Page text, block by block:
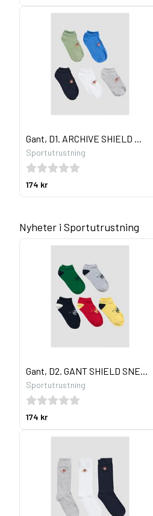
Gant, D1. ARCHIVE SHIELD ...
Sportutrustning
174 kr
Nyheter i Sportutrustning
Gant, D2. GANT SHIELD SNE...
Sportutrustning
174 kr